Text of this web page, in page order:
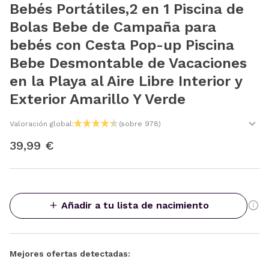
Bebés Portátiles,2 en 1 Piscina de
Bolas Bebe de Campaña para
bebés con Cesta Pop-up Piscina
Bebe Desmontable de Vacaciones
en la Playa al Aire Libre Interior y
Exterior Amarillo Y Verde
Valoración global: (sobre 978)
39,99 €
Añadir a tu lista de nacimiento
Mejores ofertas detectadas: